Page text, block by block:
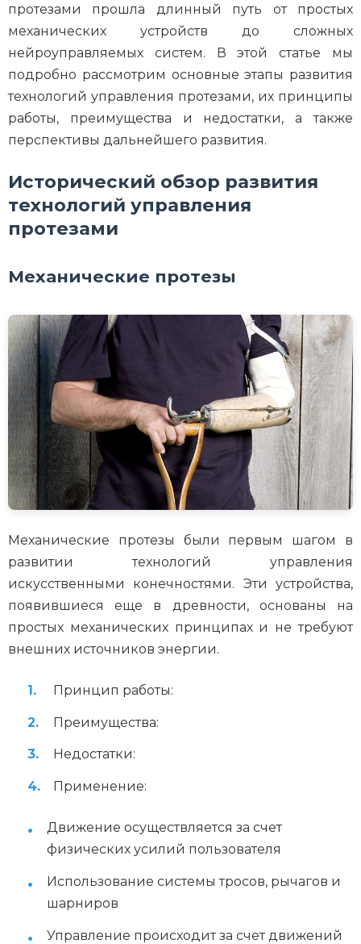
протезами прошла длинный путь от простых
механических устройств до сложных
нейроуправляемых систем. В этой статье мы
подробно рассмотрим основные этапы развития
технологий управления протезами, их принципы
работы, преимущества и недостатки, а также
перспективы дальнейшего развития.
Исторический обзор развития
технологий управления
протезами
Механические протезы
Механические протезы были первым шагом в
развитии технологий управления
искусственными конечностями. Эти устройства,
появившиеся еще в древности, основаны на
простых механических принципах и не требуют
внешних источников энергии.
Принцип работы:
Преимущества:
Недостатки:
Применение:
Движение осуществляется за счет
физических усилий пользователя
Использование системы тросов, рычагов и
шарниров
Управление происходит за счет движений